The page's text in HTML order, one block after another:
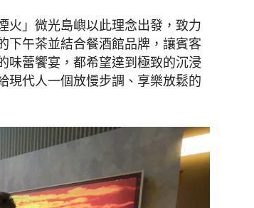
火」微光島嶼以此理念出發，致力
下午茶並結合餐酒館品牌，讓賓客
味蕾饗宴，都希望達到極致的沉浸
現代人一個放慢步調、享樂放鬆的